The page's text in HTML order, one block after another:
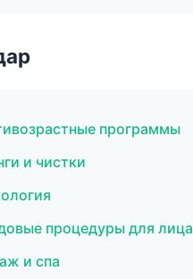
программы
и чистки
процедуры для лица
и спа